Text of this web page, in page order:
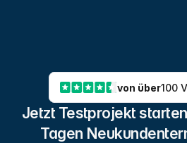
von über100
Jetzt Testprojekt
Tagen